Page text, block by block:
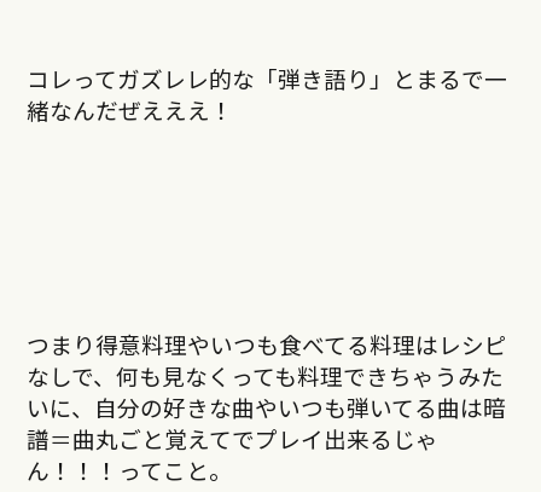
コレってガズレレ的な「弾き語り」とまるで一
緒なんだぜえええ！
つまり得意料理やいつも食べてる料理はレシピ
なしで、何も見なくっても料理できちゃうみた
いに、自分の好きな曲やいつも弾いてる曲は暗
譜＝曲丸ごと覚えてでプレイ出来るじゃ
ん！！！ってこと。